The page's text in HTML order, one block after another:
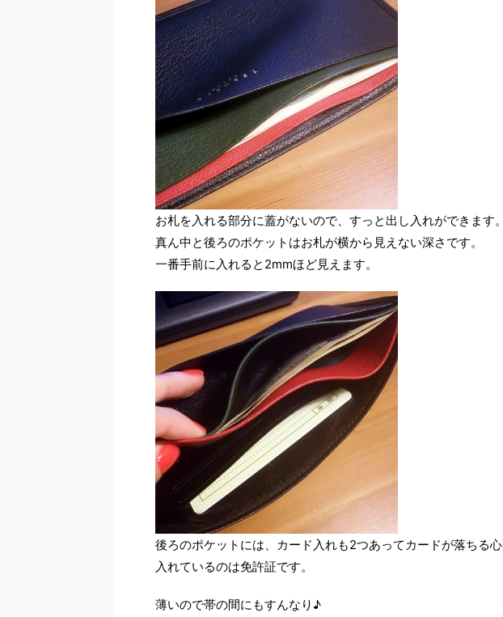
お札を入れる部分に蓋がないので、すっと出し入れができます。
真ん中と後ろのポケットはお札が横から見えない深さです。
一番手前に入れると2mmほど見えます。
後ろのポケットには、カード入れも2つあってカードが落ちる心
入れているのは免許証です。
薄いので帯の間にもすんなり♪